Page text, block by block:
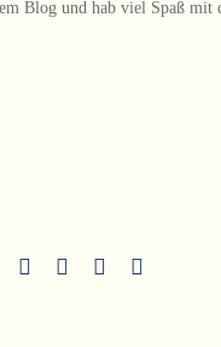
Blog und hab viel Spaß mit